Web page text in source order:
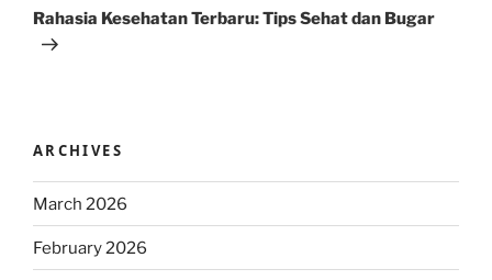
Post
Rahasia Kesehatan Terbaru: Tips Sehat dan Bugar
ARCHIVES
March 2026
February 2026